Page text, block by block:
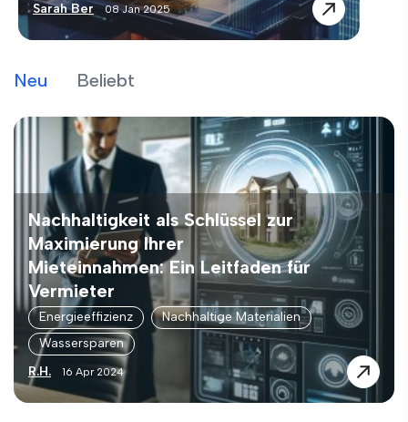
Sarah Ber
08 Jan 2025
Neu Beliebt
Nachhaltigkeit als Schlüssel zur
Maximierung Ihrer
Mieteinnahmen: Ein Leitfaden für
Vermieter
Energieeffizienz
Nachhaltige Materialien
Wassersparen
R.H.
16 Apr 2024